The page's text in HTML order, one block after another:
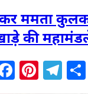
ममता
की
Facebook